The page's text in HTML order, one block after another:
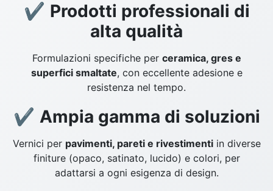
✔ Prodotti professionali di
alta qualità
Formulazioni specifiche per ceramica, gres e
superfici smaltate, con eccellente adesione e
resistenza nel tempo.
✔ Ampia gamma di soluzioni
Vernici per pavimenti, pareti e rivestimentiin diverse
finiture (opaco, satinato, lucido) e colori, per
adattarsi a ogni esigenza di design.